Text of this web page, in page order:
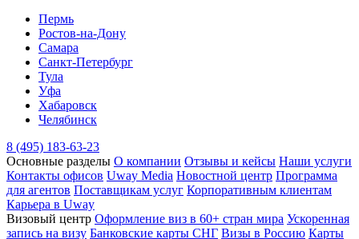
Пермь
Ростов-на-Дону
Самара
Санкт-Петербург
Тула
Уфа
Хабаровск
Челябинск
8 (495) 183-63-23
Основные разделы О компании Отзывы и кейсы Наши услуги
Контакты офисов Uway Media Новостной центр Программа
для агентов Поставщикам услуг Корпоративным клиентам
Карьера в Uway
Визовый центр Оформление виз в 60+ стран мира Ускоренная
запись на визу Банковские карты СНГ Визы в Россию Карты